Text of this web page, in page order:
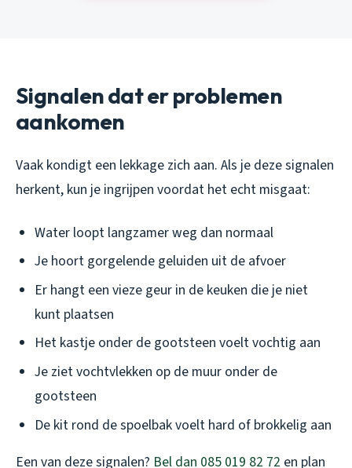
Signalen dat er problemen
aankomen
Vaak kondigt een lekkage zich aan. Als je deze signalen
herkent, kun je ingrijpen voordat het echt misgaat:
Water loopt langzamer weg dan normaal
Je hoort gorgelende geluiden uit de afvoer
Er hangt een vieze geur in de keuken die je niet
kunt plaatsen
Het kastje onder de gootsteen voelt vochtig aan
Je ziet vochtvlekken op de muur onder de
gootsteen
De kit rond de spoelbak voelt hard of brokkelig aan
Een van deze signalen? Bel dan 085 019 82 72 en plan